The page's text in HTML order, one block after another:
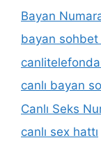
Bayan
bayan sohbet
canlı bayan
Canlı Seks
canlı sex hattı